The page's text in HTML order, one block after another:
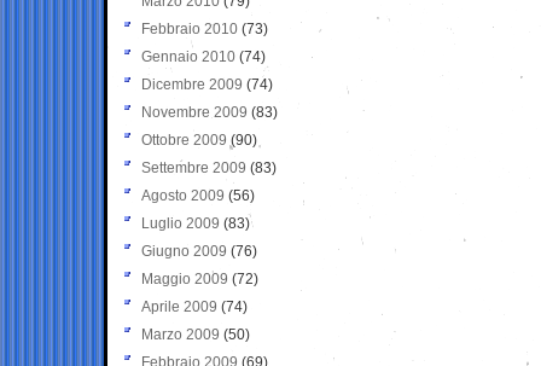
Febbraio 2010 (73)
Gennaio 2010 (74)
Dicembre 2009 (74)
Novembre 2009 (83)
Ottobre 2009 (90)
Settembre 2009 (83)
Agosto 2009 (56)
Luglio 2009 (83)
Giugno 2009 (76)
Maggio 2009 (72)
Aprile 2009 (74)
Marzo 2009 (50)
Febbraio 2009 (69)